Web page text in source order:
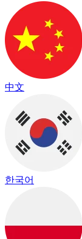
中文
한국어